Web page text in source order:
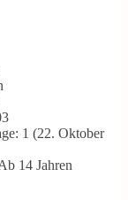
1 (22. Oktober
14 Jahren